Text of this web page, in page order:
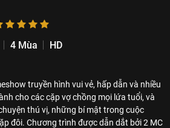
4 Mùa
HD
truyền hình vui vẻ, hấp dẫn và nhiều
cho các cặp vợ chồng mọi lứa tuổi, và
thú vị, những bí mật trong cuộc
đôi. Chương trình được dẫn dắt bởi 2 MC